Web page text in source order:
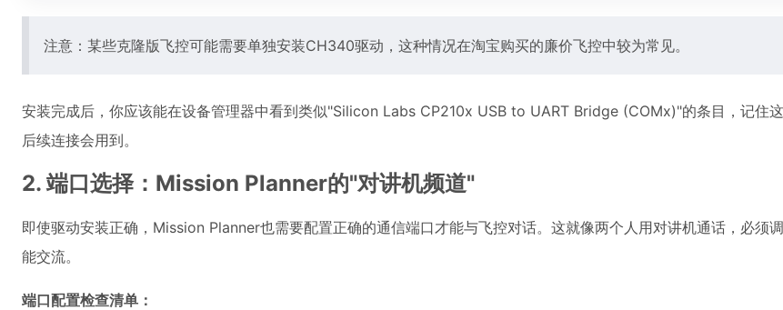
注意：某些克隆版飞控可能需要单独安装CH340驱动，这种情况在淘宝购买的廉价飞控中较为常见。
安装完成后，你应该能在设备管理器中看到类似"Silicon Labs CP210x USB to UART Bridge (COMx)"的条目，记住这
后续连接会用到。
2. 端口选择：Mission Planner的"对讲机频道"
即使驱动安装正确，Mission Planner也需要配置正确的通信端口才能与飞控对话。这就像两个人用对讲机通话，必须
能交流。
端口配置检查清单：